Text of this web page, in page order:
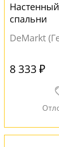
спальни
DeMarkt
8 333 ₽